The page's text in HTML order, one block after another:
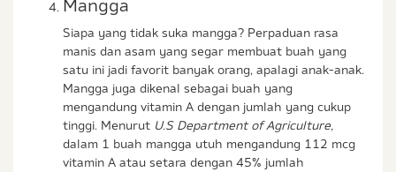
Mangga
Siapa yang tidak suka mangga? Perpaduan rasa
manis dan asam yang segar membuat buah yang
satu ini jadi favorit banyak orang, apalagi anak-anak.
Mangga juga dikenal sebagai buah yang
mengandung vitamin A dengan jumlah yang cukup
tinggi. Menurut U.S Department of Agriculture,
dalam 1 buah mangga utuh mengandung 112 mcg
vitamin A atau setara dengan 45% jumlah